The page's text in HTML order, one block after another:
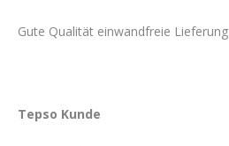
Gute Qualität einwandfreie Lieferung
Tepso Kunde